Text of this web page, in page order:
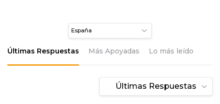
Últimas Respuestas Más Apoyadas Lo más leído